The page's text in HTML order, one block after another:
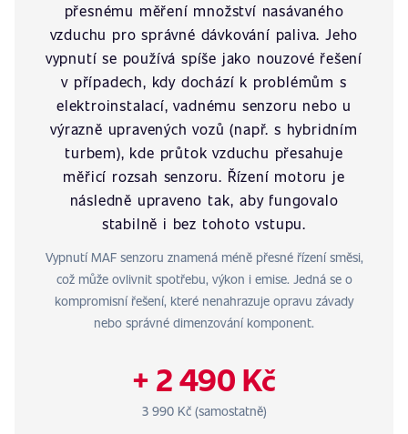
přesnému měření množství nasávaného
vzduchu pro správné dávkování paliva. Jeho
vypnutí se používá spíše jako nouzové řešení
v případech, kdy dochází k problémům s
elektroinstalací, vadnému senzoru nebo u
výrazně upravených vozů (např. s hybridním
turbem), kde průtok vzduchu přesahuje
měřicí rozsah senzoru. Řízení motoru je
následně upraveno tak, aby fungovalo
stabilně i bez tohoto vstupu.
Vypnutí MAF senzoru znamená méně přesné řízení směsi,
což může ovlivnit spotřebu, výkon i emise. Jedná se o
kompromisní řešení, které nenahrazuje opravu závady
nebo správné dimenzování komponent.
+ 2 490 Kč
3 990 Kč (samostatně)